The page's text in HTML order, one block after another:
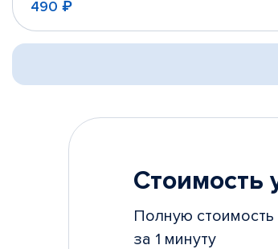
490 ₽
Стоимость
Полную стоимость
за 1 минуту